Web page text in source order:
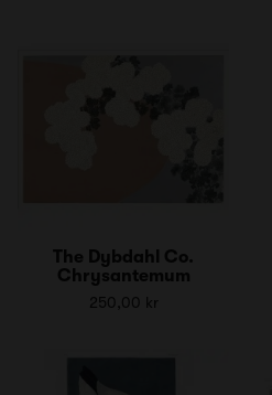
The Dybdahl Co.
Chrysantemum
250,00 kr